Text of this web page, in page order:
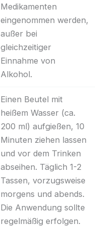
Medikamenten
eingenommen werden,
außer bei
gleichzeitiger
Einnahme von
Alkohol.
Einen Beutel mit
heißem Wasser (ca.
200 ml) aufgießen, 10
Minuten ziehen lassen
und vor dem Trinken
abseihen. Täglich 1-2
Tassen, vorzugsweise
morgens und abends.
Die Anwendung sollte
regelmäßig erfolgen.